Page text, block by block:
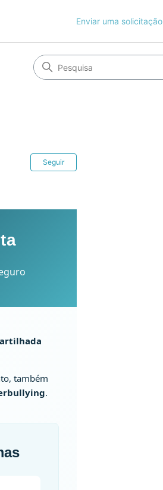
Enviar uma solicitação
Seguir
também
.